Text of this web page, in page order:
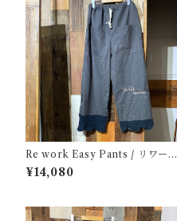
Re work Easy Pants / リワーク
イージー パンツ クロシェ & 刺繍
入り
¥14,080